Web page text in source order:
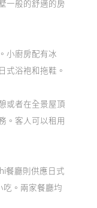
一般的舒適的房
小廚房配有冰
式浴袍和拖鞋。
或者在全景屋頂
。客人可以租用
餐廳則供應日式
吃。兩家餐廳均